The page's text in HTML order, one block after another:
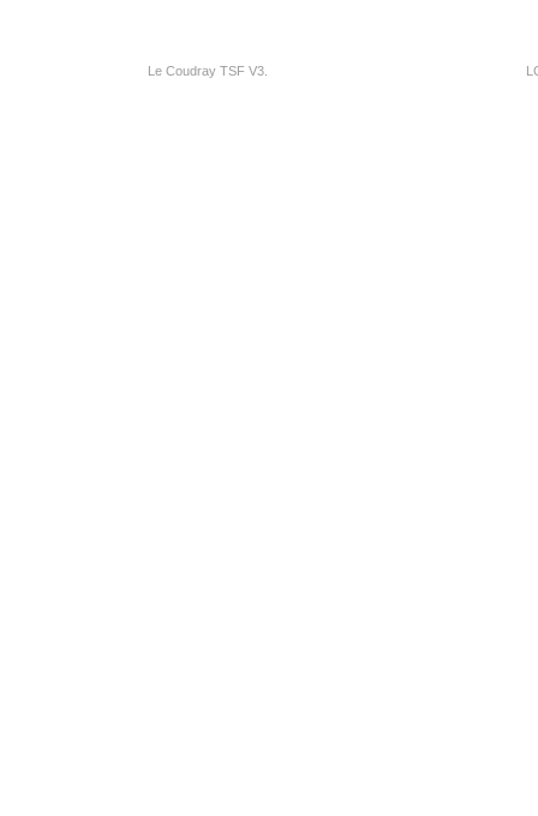
Le Coudray TSF V3.